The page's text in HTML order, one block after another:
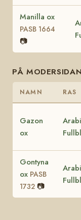
Manilla ox
PASB 1664
📷
PÅ
NAMN RAS
Gazon
ox
Gontyna
ox PASB
1732 📷